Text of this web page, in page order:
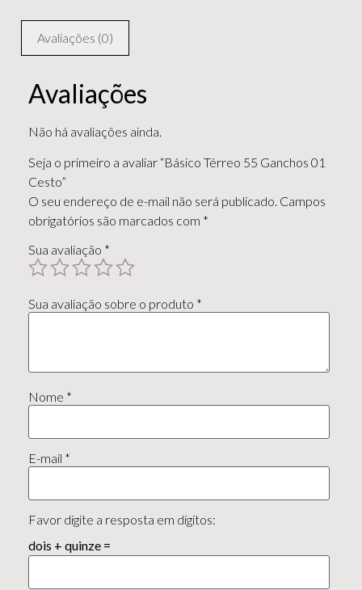
Avaliações (0)
Avaliações
Não há avaliações ainda.
Seja o primeiro a avaliar “Básico Térreo 55 Ganchos 01
Cesto”
O seu endereço de e-mail não será publicado. Campos
obrigatórios são marcados com *
Sua avaliação *
Sua avaliação sobre o produto *
Nome *
E-mail *
Favor digite a resposta em dígitos:
dois + quinze =